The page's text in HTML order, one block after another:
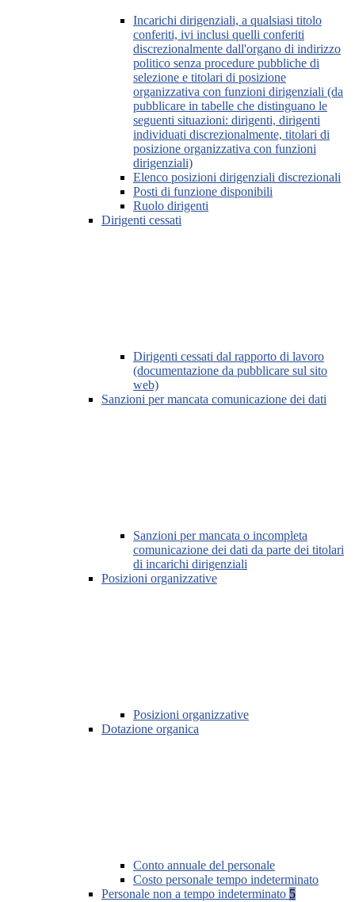
Incarichi dirigenziali, a qualsiasi titolo
conferiti, ivi inclusi quelli conferiti
discrezionalmente dall'organo di indirizzo
politico senza procedure pubbliche di
selezione e titolari di posizione
organizzativa con funzioni dirigenziali (da
pubblicare in tabelle che distinguano le
seguenti situazioni: dirigenti, dirigenti
individuati discrezionalmente, titolari di
posizione organizzativa con funzioni
dirigenziali)
Elenco posizioni dirigenziali discrezionali
Posti di funzione disponibili
Ruolo dirigenti
Dirigenti cessati
Dirigenti cessati dal rapporto di lavoro
(documentazione da pubblicare sul sito
web)
Sanzioni per mancata comunicazione dei dati
Sanzioni per mancata o incompleta
comunicazione dei dati da parte dei titolari
di incarichi dirigenziali
Posizioni organizzative
Posizioni organizzative
Dotazione organica
Conto annuale del personale
Costo personale tempo indeterminato
Personale non a tempo indeterminato 5